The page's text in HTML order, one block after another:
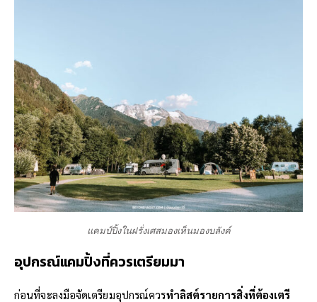
แคมป์ปิ้งในฝรั่งเศสมองเห็นมองบลังค์
อุปกรณ์แคมปิ้งที่ควรเตรียมมา
ก่อนที่จะลงมือจัดเตรียมอุปกรณ์ควรทำลิสต์รายการสิ่งที่ต้องเตรี